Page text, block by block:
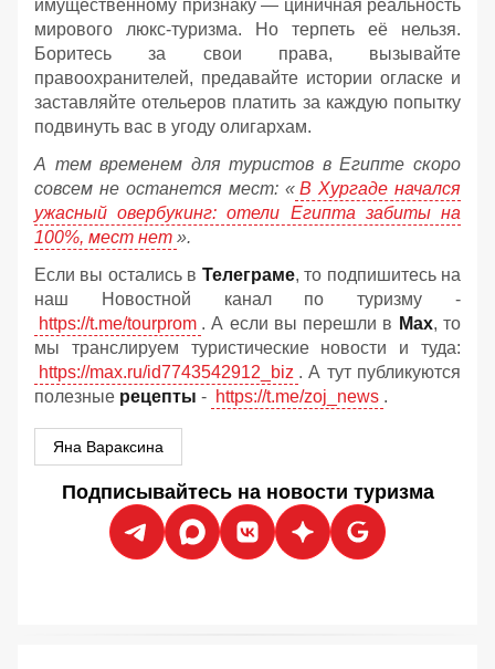
имущественному признаку — циничная реальность
мирового люкс-туризма. Но терпеть её нельзя.
Боритесь за свои права, вызывайте
правоохранителей, предавайте истории огласке и
заставляйте отельеров платить за каждую попытку
подвинуть вас в угоду олигархам.
А тем временем для туристов в Египте скоро
совсем не останется мест: « В Хургаде начался
ужасный овербукинг: отели Египта забиты на
100%, мест нет ».
Если вы остались в Телеграме, то подпишитесь на
наш Новостной канал по туризму -
https://t.me/tourprom . А если вы перешли в Мах, то
мы транслируем туристические новости и туда:
https://max.ru/id7743542912_biz . А тут публикуются
полезные рецепты - https://t.me/zoj_news .
Яна Вараксина
Подписывайтесь на новости туризма